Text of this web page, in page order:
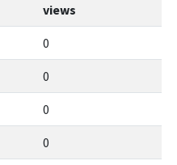
views
0
0
0
0